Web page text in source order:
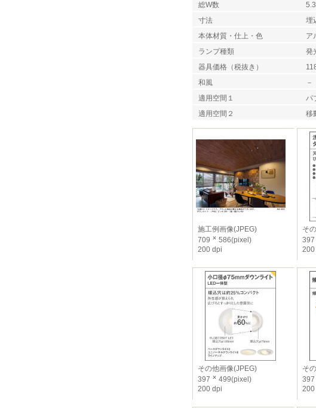
総W数
5.3
寸法
埋
本体材質・仕上・色
ア
ランプ種類
発
器具価格（税抜き）
和風
－
適用空間１
パ
適用空間２
移
施工例画像(JPEG)
709
586(pixel)
200 dpi
そ
397
200
その他画像(JPEG)
397
499(pixel)
200 dpi
そ
397
200